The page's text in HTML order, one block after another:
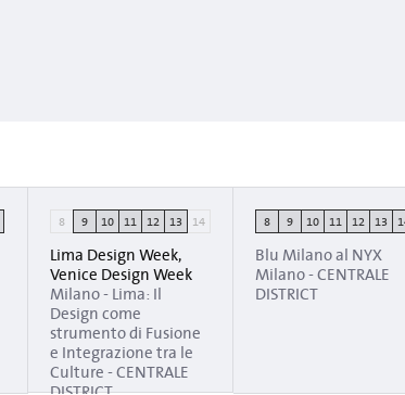
8 9 10 11 12 13 14
Lima Design Week,
Venice Design Week
Milano - Lima: Il
Design come
strumento di Fusione
e Integrazione tra le
Culture - CENTRALE
8 9 10 11 12 13
Blu Milano al NYX
Milano - CENTRALE
DISTRICT